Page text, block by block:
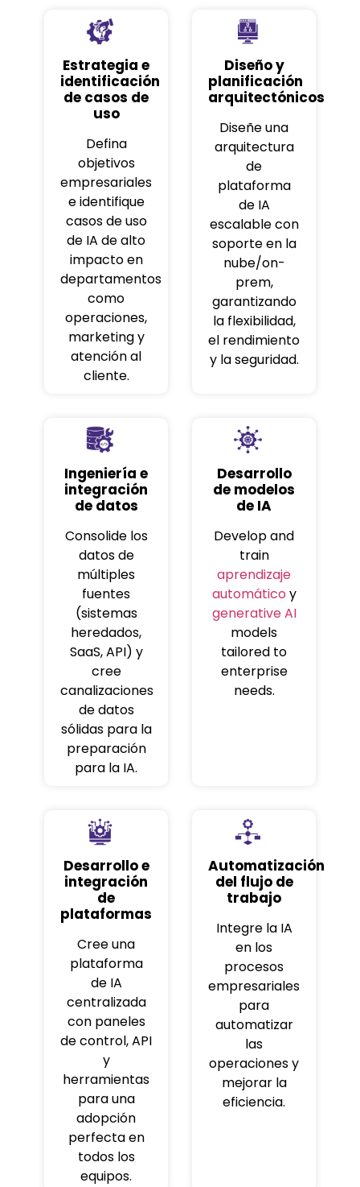
Estrategia e
identificación
de casos de
uso
Defina
objetivos
empresariales
e identifique
casos de uso
de IA de alto
impacto en
departamentos
como
operaciones,
marketing y
atención al
cliente.
Diseño y
planificación
arquitectónicos
Diseñe una
arquitectura
de
plataforma
de IA
escalable con
soporte en la
nube/on-
prem,
garantizando
la flexibilidad,
el rendimiento
y la seguridad.
Ingeniería e
integración
de datos
Consolide los
datos de
múltiples
fuentes
(sistemas
heredados,
SaaS, API) y
cree
canalizaciones
de datos
sólidas para la
preparación
para la IA.
Desarrollo
de modelos
de IA
Develop and
train
aprendizaje
automático y
generative AI
models
tailored to
enterprise
needs.
Desarrollo e
integración
de
plataformas
Cree una
plataforma
de IA
centralizada
con paneles
de control, API
y
herramientas
para una
adopción
perfecta en
todos los
equipos.
Automatización
del flujo de
trabajo
Integre la IA
en los
procesos
empresariales
para
automatizar
las
operaciones y
mejorar la
eficiencia.